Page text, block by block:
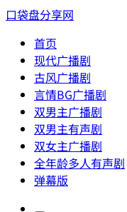
口袋盘分享网
首页
现代广播剧
古风广播剧
言情BG广播剧
双男主广播剧
双男主有声剧
双女主广播剧
全年龄多人有声剧
弹幕版